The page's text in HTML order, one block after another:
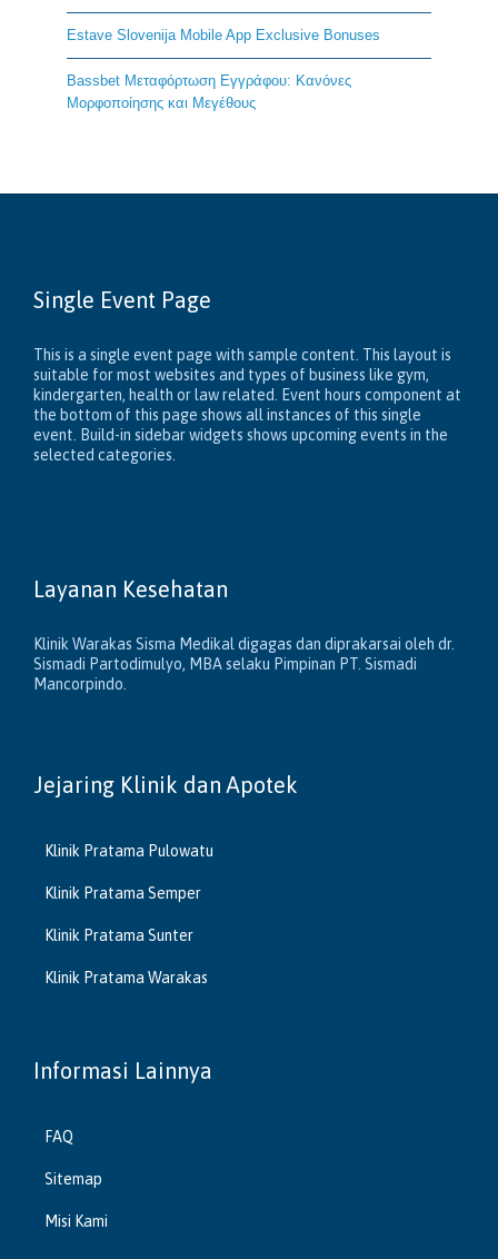
Estave Slovenija Mobile App Exclusive Bonuses
Bassbet Μεταφόρτωση Εγγράφου: Κανόνες
Μορφοποίησης και Μεγέθους
Single Event Page
This is a single event page with sample content. This layout is
suitable for most websites and types of business like gym,
kindergarten, health or law related. Event hours component at
the bottom of this page shows all instances of this single
event. Build-in sidebar widgets shows upcoming events in the
selected categories.
Layanan Kesehatan
Klinik Warakas Sisma Medikal digagas dan diprakarsai oleh dr.
Sismadi Partodimulyo, MBA selaku Pimpinan PT. Sismadi
Mancorpindo.
Jejaring Klinik dan Apotek
Klinik Pratama Pulowatu
Klinik Pratama Semper
Klinik Pratama Sunter
Klinik Pratama Warakas
Informasi Lainnya
FAQ
Sitemap
Misi Kami